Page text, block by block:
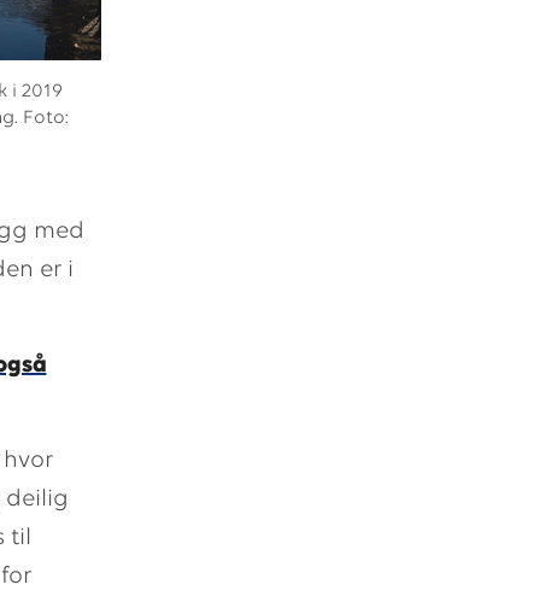
i 2019
Foto:
med
er i
deilig
til